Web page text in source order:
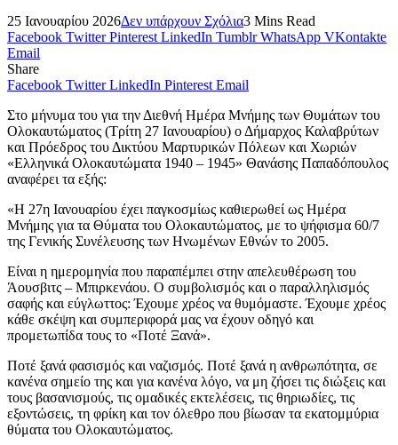
25 Ιανουαρίου 2026Δεν υπάρχουν Σχόλια3 Mins Read
Facebook Twitter Pinterest LinkedIn Tumblr WhatsApp VKontakte
Email
Share
Facebook Twitter LinkedIn Pinterest Email
Στο μήνυμα του για την Διεθνή Ημέρα Μνήμης των Θυμάτων του
Ολοκαυτώματος (Τρίτη 27 Ιανουαρίου) ο Δήμαρχος Καλαβρύτων
και Πρόεδρος του Δικτύου Μαρτυρικών Πόλεων και Χωριών
«Ελληνικά Ολοκαυτώματα 1940 – 1945» Θανάσης Παπαδόπουλος
αναφέρει τα εξής:
«Η 27η Ιανουαρίου έχει παγκοσμίως καθιερωθεί ως Ημέρα
Μνήμης για τα Θύματα του Ολοκαυτώματος, με το ψήφισμα 60/7
της Γενικής Συνέλευσης των Ηνωμένων Εθνών το 2005.
Είναι η ημερομηνία που παραπέμπει στην απελευθέρωση του
Άουσβιτς – Μπιρκενάου. Ο συμβολισμός και ο παραλληλισμός
σαφής και εύγλωττος: Έχουμε χρέος να θυμόμαστε. Έχουμε χρέος
κάθε σκέψη και συμπεριφορά μας να έχουν οδηγό και
προμετωπίδα τους το «Ποτέ Ξανά».
Ποτέ ξανά φασισμός και ναζισμός. Ποτέ ξανά η ανθρωπότητα, σε
κανένα σημείο της και για κανένα λόγο, να μη ζήσει τις διώξεις και
τους βασανισμούς, τις ομαδικές εκτελέσεις, τις θηριωδίες, τις
εξοντώσεις, τη φρίκη και τον όλεθρο που βίωσαν τα εκατομμύρια
θύματα του Ολοκαυτώματος.